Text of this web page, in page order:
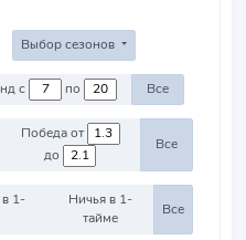
Выбор сезонов
Против команд с по Все
Победа от
до
Все
1-
Ничья в 1-
тайме
Все